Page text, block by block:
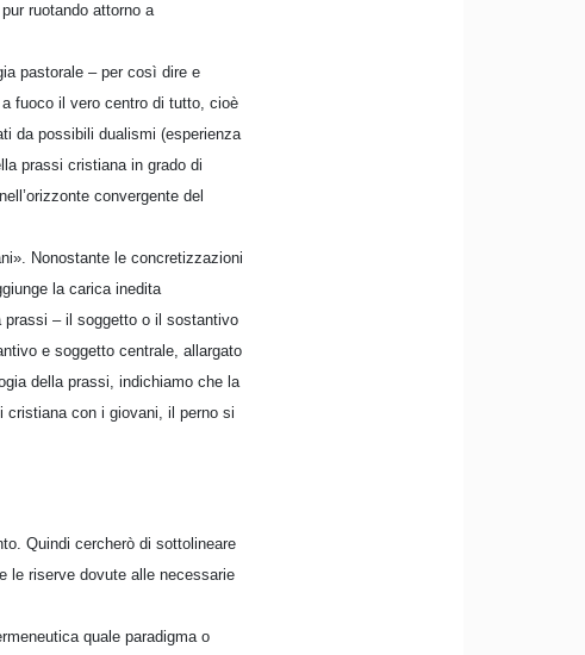
ruotando attorno a
pastorale – per così dire e
fuoco il vero centro di tutto, cioè
da possibili dualismi (esperienza
prassi cristiana in grado di
convergente del
Nonostante le concretizzazioni
la carica inedita
prassi – il soggetto o il sostantivo
e soggetto centrale, allargato
della prassi, indichiamo che la
cristiana con i giovani, il perno si
Quindi cercherò di sottolineare
le riserve dovute alle necessarie
quale paradigma o